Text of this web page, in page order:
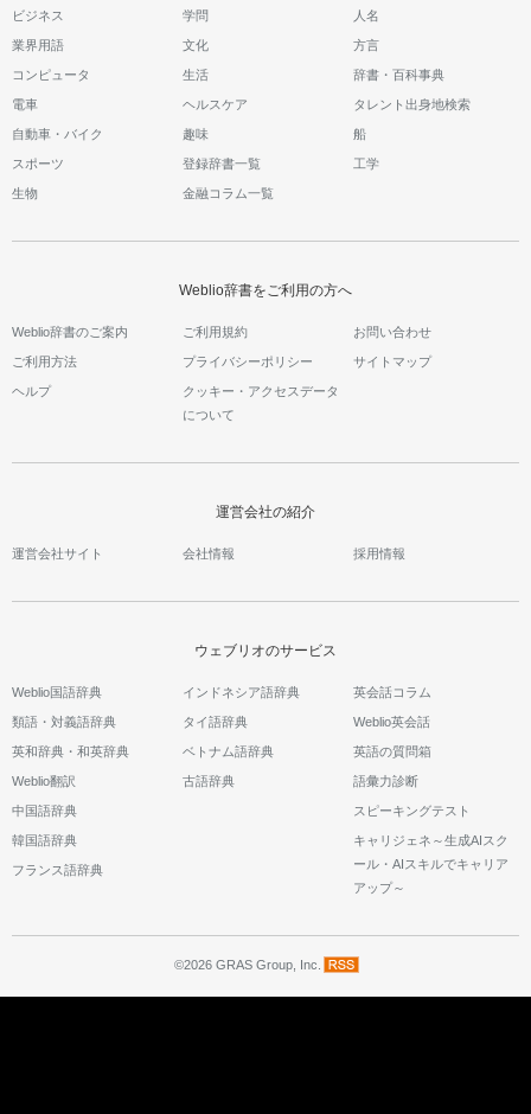
ビジネス 学問 人名
業界用語 文化 方言
コンピュータ 生活 辞書・百科事典
電車 ヘルスケア タレント出身地検索
自動車・バイク 趣味 船
スポーツ 登録辞書一覧 工学
生物 金融コラム一覧
Weblio辞書をご利用の方へ
Weblio辞書のご案内 ご利用規約 お問い合わせ
ご利用方法 プライバシーポリシー サイトマップ
ヘルプ
クッキー・アクセスデータ
について
運営会社の紹介
運営会社サイト 会社情報 採用情報
ウェブリオのサービス
Weblio国語辞典
類語・対義語辞典
英和辞典・和英辞典
Weblio翻訳
中国語辞典
韓国語辞典
フランス語辞典
インドネシア語辞典
タイ語辞典
ベトナム語辞典
古語辞典
英会話コラム
Weblio英会話
英語の質問箱
語彙力診断
スピーキングテスト
キャリジェネ～生成AIスク
ール・AIスキルでキャリア
アップ～
©2026 GRAS Group, Inc.